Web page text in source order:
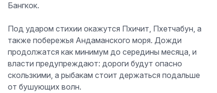
Бангкок.
Под ударом стихии окажутся Пхичит, Пхетчабун, а
также побережья Андаманского моря. Дожди
продолжатся как минимум до середины месяца, и
власти предупреждают: дороги будут опасно
скользкими, а рыбакам стоит держаться подальше
от бушующих волн.